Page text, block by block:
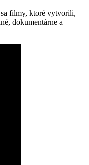
sa filmy, ktoré vytvorili,
dokumentárne a